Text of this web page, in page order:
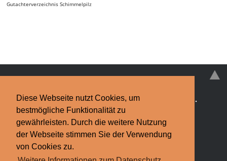
Diese Webseite nutzt Cookies, um
bestmögliche Funktionalität zu
gewährleisten. Durch die weitere Nutzung
der Webseite stimmen Sie der Verwendung
von Cookies zu.
Gutachterverzeichnis Schimmelpilz
Schimmelpilz· Schimmelpilz-EXPERTEN
·
Infos & Tipps·
Impressum· Datenschutzerklärung
Finden Sie bundesweit Hilfe bei